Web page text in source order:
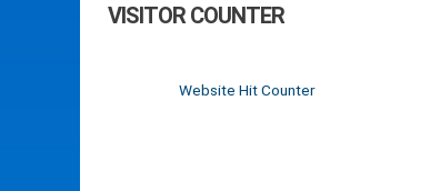
VISITOR COUNTER
Website Hit Counter